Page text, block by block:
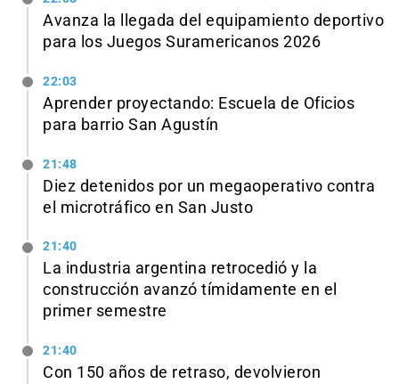
Avanza la llegada del equipamiento deportivo
para los Juegos Suramericanos 2026
22:03
Aprender proyectando: Escuela de Oficios
para barrio San Agustín
21:48
Diez detenidos por un megaoperativo contra
el microtráfico en San Justo
21:40
La industria argentina retrocedió y la
construcción avanzó tímidamente en el
primer semestre
21:40
Con 150 años de retraso, devolvieron